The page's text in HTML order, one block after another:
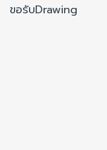
ขอรับDrawing